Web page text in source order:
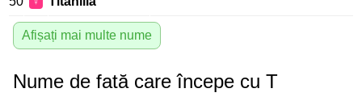
Afișați mai multe nume
Nume de fată care începe cu T